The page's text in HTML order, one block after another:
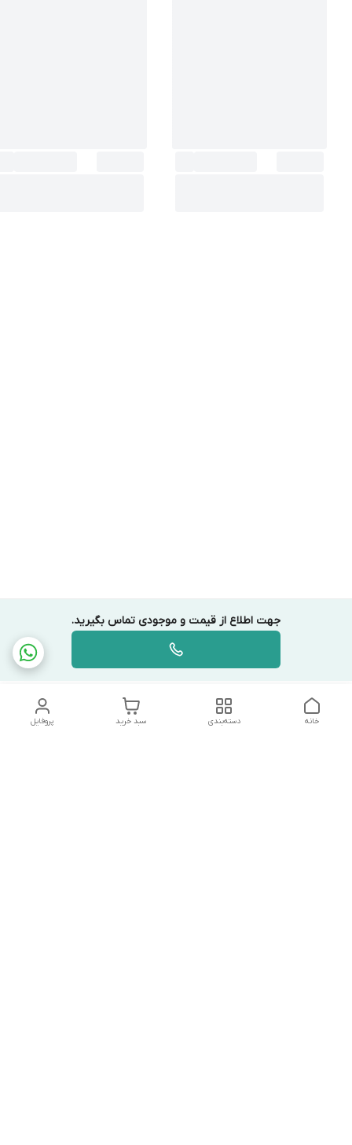
جهت اطلاع از قیمت و موجودی تماس بگیرید.
پروفایل سبد خرید دسته‌بندی خانه